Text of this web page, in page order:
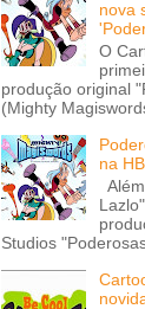
nova
O
produção original
(Mighty
na
Studios